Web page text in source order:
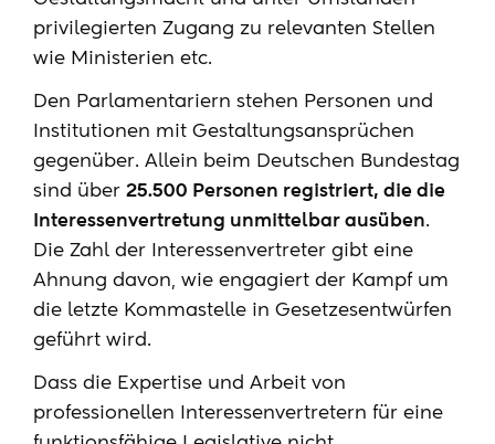
privilegierten Zugang zu relevanten Stellen
wie Ministerien etc.
Den Parlamentariern stehen Personen und
Institutionen mit Gestaltungsansprüchen
gegenüber. Allein beim Deutschen Bundestag
sind über 25.500 Personen registriert, die die
Interessenvertretung unmittelbar ausüben.
Die Zahl der Interessenvertreter gibt eine
Ahnung davon, wie engagiert der Kampf um
die letzte Kommastelle in Gesetzesentwürfen
geführt wird.
Dass die Expertise und Arbeit von
professionellen Interessenvertretern für eine